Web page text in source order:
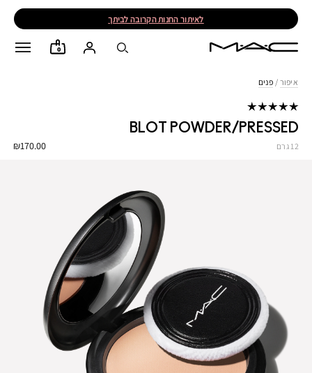
לאיתור החנות הקרובה לביתך
0
איפור / פנים
BLOT POWDER/PRESSED
₪170.00 12 גרם